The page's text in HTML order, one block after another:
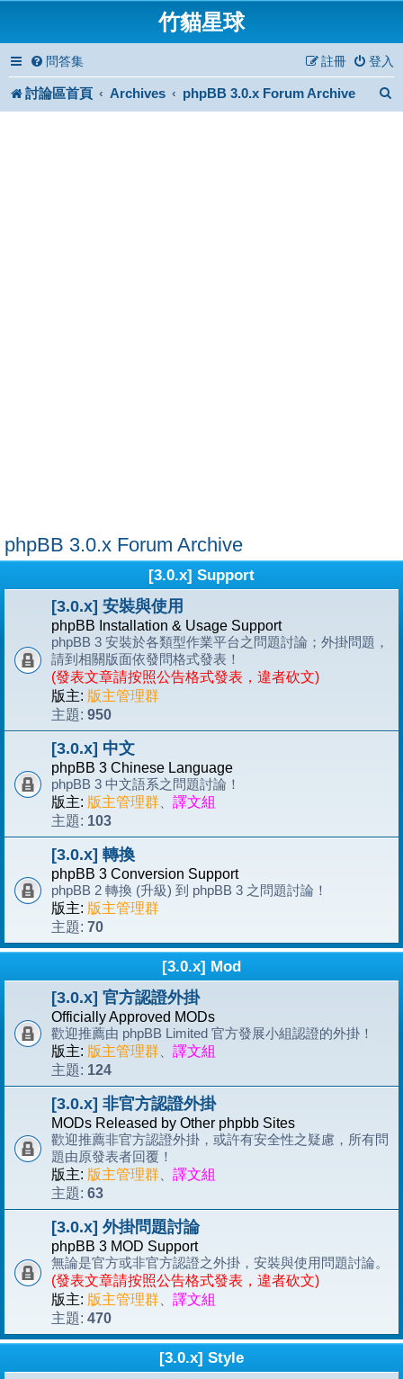
竹貓星球
問答集 登入
註冊
討論區首頁 Archives phpBB 3.0.x Forum Archive
phpBB 3.0.x Forum Archive
[3.0.x] Support
[3.0.x] 安裝與使用
phpBB Installation & Usage Support
phpBB 3 安裝於各類型作業平台之問題討論；外掛問題，
請到相關版面依發問格式發表！
(發表文章請按照公告格式發表，違者砍文)
版主: 版主管理群
主題: 950
[3.0.x] 中文
phpBB 3 Chinese Language
phpBB 3 中文語系之問題討論！
版主: 版主管理群
譯文組
主題: 103
[3.0.x] 轉換
phpBB 3 Conversion Support
phpBB 2 轉換 (升級) 到 phpBB 3 之問題討論！
版主: 版主管理群
主題: 70
[3.0.x] Mod
[3.0.x] 官方認證外掛
Officially Approved MODs
歡迎推薦由 phpBB Limited 官方發展小組認證的外掛！
版主: 版主管理群
譯文組
主題: 124
[3.0.x] 非官方認證外掛
MODs Released by Other phpbb Sites
歡迎推薦非官方認證外掛，或許有安全性之疑慮，所有問
題由原發表者回覆！
版主: 版主管理群
譯文組
主題: 63
[3.0.x] 外掛問題討論
phpBB 3 MOD Support
無論是官方或非官方認證之外掛，安裝與使用問題討論。
(發表文章請按照公告格式發表，違者砍文)
版主: 版主管理群
譯文組
主題: 470
[3.0.x] Style